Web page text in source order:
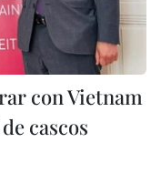
con Vietnam
cascos